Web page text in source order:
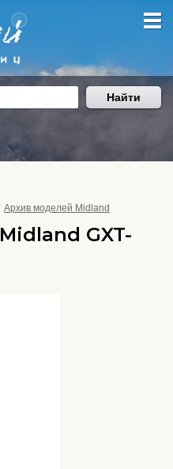
Найти
Архив моделей Midland
GXT-